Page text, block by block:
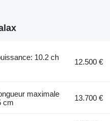
10.2 ch
12.500 €
maximale
cm
13.700 €